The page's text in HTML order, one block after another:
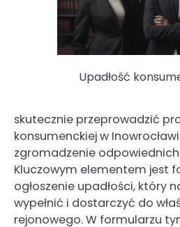
Upadłość
skutecznie przeprowadzić
konsumenckiej w
zgromadzenie
Kluczowym elementem jest
ogłoszenie upadłości, który
wypełnić i dostarczyć do
rejonowego. W formularzu